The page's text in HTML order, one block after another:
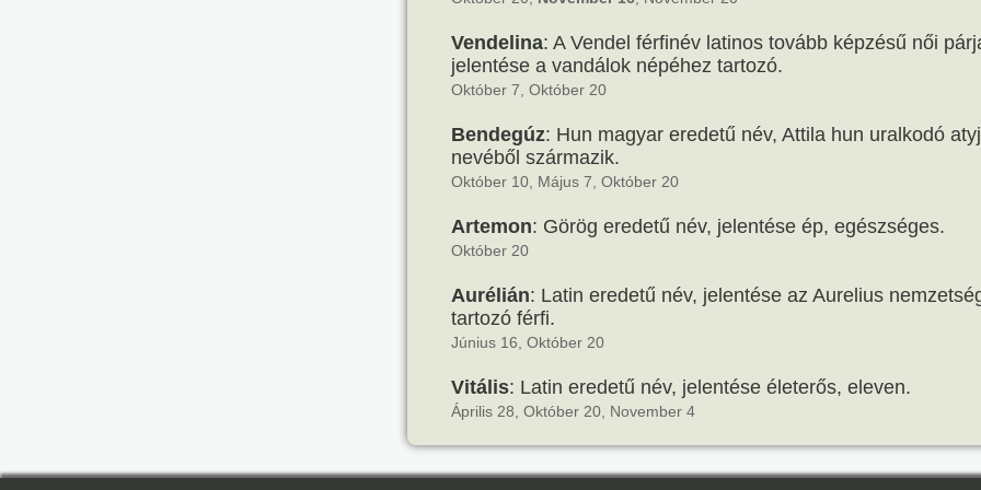
Vendelina: A Vendel férfinév latinos tovább képzésű női
jelentése a vandálok népéhez tartozó.
Október 7, Október 20
Bendegúz: Hun magyar eredetű név, Attila hun uralkodó
nevéből származik.
Október 10, Május 7, Október 20
Artemon: Görög eredetű név, jelentése ép, egészséges.
Október 20
Aurélián: Latin eredetű név, jelentése az Aurelius
tartozó férfi.
Június 16, Október 20
Vitális: Latin eredetű név, jelentése életerős, eleven.
Április 28, Október 20, November 4